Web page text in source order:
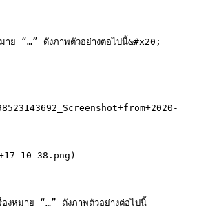
ย “…” ดังภาพตัวอย่างต่อไปนี้&#x20;
10-38.png)
หมาย “…” ดังภาพตัวอย่างต่อไปนี้